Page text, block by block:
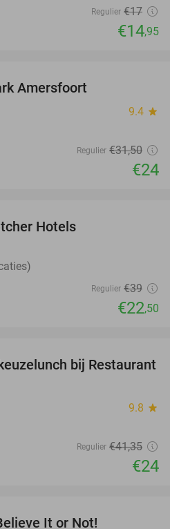
Regulier €17
€14,95
Amersfoort
9.4 star
Regulier €31,50
€24
Hotels
Regulier €39
€22,50
42%
bij Restaurant
9.8 star
Regulier €41,35
€24
It or Not!